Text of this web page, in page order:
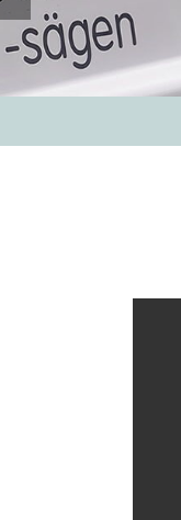
Industrieabbruch